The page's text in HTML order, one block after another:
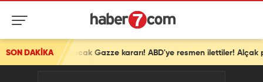
SON DAKİKA İsrail'den ortalığı karıştıracak Gazze kararı! ABD'ye resmen ilettiler! Alçak plan devrede